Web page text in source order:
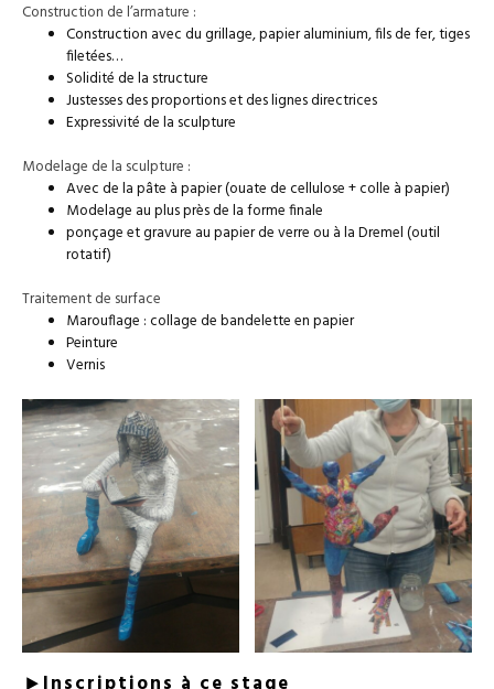
Construction de l’armature :
Construction avec du grillage, papier aluminium, fils de fer, tiges
filetées…
Solidité de la structure
Justesses des proportions et des lignes directrices
Expressivité de la sculpture
Modelage de la sculpture :
Avec de la pâte à papier (ouate de cellulose + colle à papier)
Modelage au plus près de la forme finale
ponçage et gravure au papier de verre ou à la Dremel (outil
rotatif)
Traitement de surface
Marouflage : collage de bandelette en papier
Peinture
Vernis